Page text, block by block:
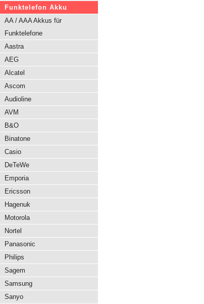
Funktelefon Akku
AA / AAA Akkus für
Funktelefone
Aastra
AEG
Alcatel
Ascom
Audioline
AVM
B&O
Binatone
Casio
DeTeWe
Emporia
Ericsson
Hagenuk
Motorola
Nortel
Panasonic
Philips
Sagem
Samsung
Sanyo